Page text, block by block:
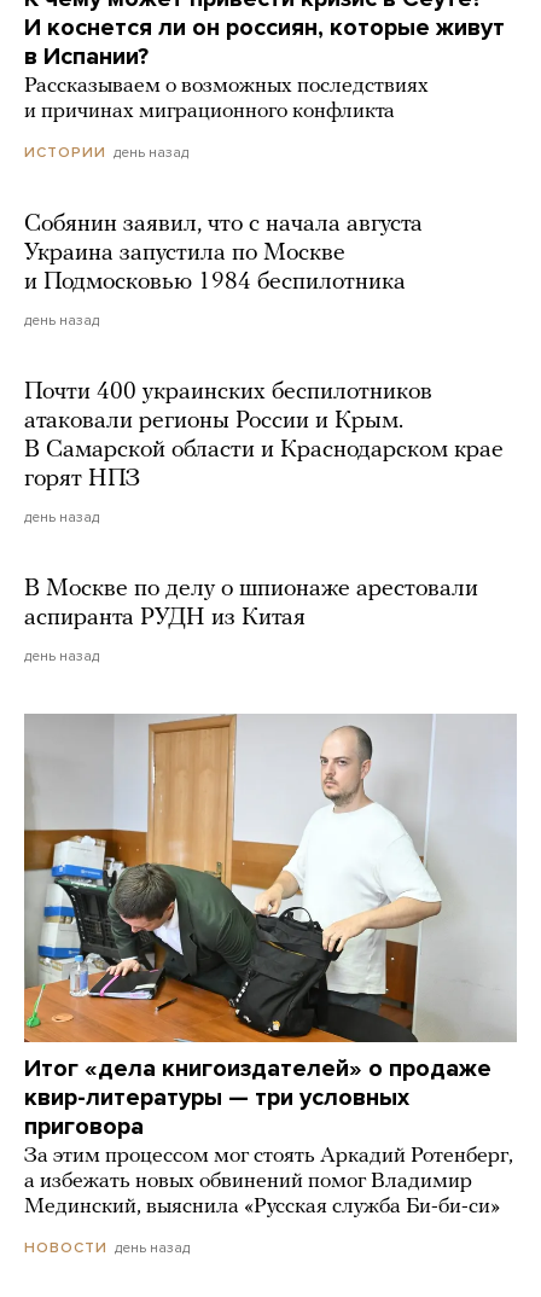
И коснется ли он россиян, которые живут
в Испании?
Рассказываем о возможных последствиях
и причинах миграционного конфликта
ИСТОРИИ день назад
Собянин заявил, что с начала августа
Украина запустила по Москве
и Подмосковью 1984 беспилотника
день назад
Почти 400 украинских беспилотников
атаковали регионы России и Крым.
В Самарской области и Краснодарском крае
горят НПЗ
день назад
В Москве по делу о шпионаже арестовали
аспиранта РУДН из Китая
день назад
Итог «дела книгоиздателей» о продаже
квир-литературы — три условных
приговора
За этим процессом мог стоять Аркадий Ротенберг,
а избежать новых обвинений помог Владимир
Мединский, выяснила «Русская служба Би-би-си»
НОВОСТИ день назад